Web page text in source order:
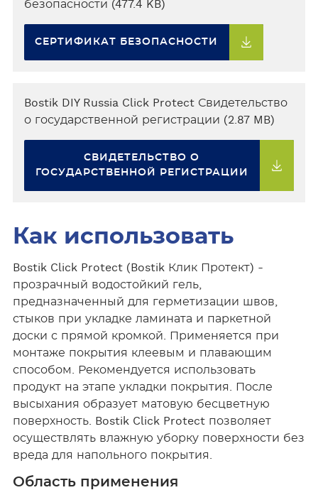
безопасности (477.4 KB)
СЕРТИФИКАТ БЕЗОПАСНОСТИ
Bostik DIY Russia Click Protect Свидетельство
о государственной регистрации (2.87 MB)
СВИДЕТЕЛЬСТВО О
ГОСУДАРСТВЕННОЙ РЕГИСТРАЦИИ
Как использовать
Bostik Click Protect (Bostik Клик Протект) -
прозрачный водостойкий гель,
предназначенный для герметизации швов,
стыков при укладке ламината и паркетной
доски с прямой кромкой. Применяется при
монтаже покрытия клеевым и плавающим
способом. Рекомендуется использовать
продукт на этапе укладки покрытия. После
высыхания образует матовую бесцветную
поверхность. Bostik Click Protect позволяет
осуществлять влажную уборку поверхности без
вреда для напольного покрытия.
Область применения